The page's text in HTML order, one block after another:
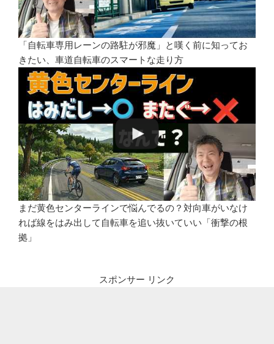
「自転車専用レーンの路駐が邪魔」と嘆く前に知ってお
きたい、車道自転車のスマートな走り方
まだ黄色センターラインで悩んでるの？対向車がいなけ
れば線をはみ出して自転車を追い抜いていい「衝撃の根
拠」
スポンサー リンク